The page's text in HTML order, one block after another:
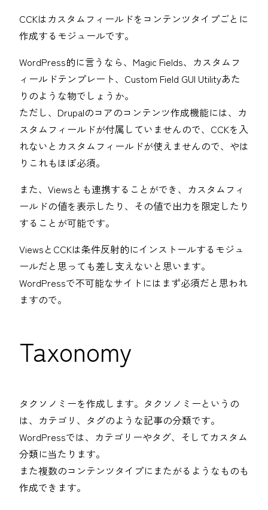
CCKはカスタムフィールドをコンテンツタイプごとに
作成するモジュールです。
WordPress的に言うなら、Magic Fields、カスタムフ
ィールドテンプレート、Custom Field GUI Utilityあた
りのような物でしょうか。
ただし、Drupalのコアのコンテンツ作成機能には、カ
スタムフィールドが付属していませんので、CCKを入
れないとカスタムフィールドが使えませんので、やは
りこれもほぼ必須。
また、Viewsとも連携することができ、カスタムフィ
ールドの値を表示したり、その値で出力を限定したり
することが可能です。
ViewsとCCKは条件反射的にインストールするモジュ
ールだと思っても差し支えないと思います。
WordPressで不可能なサイトにはまず必須だと思われ
ますので。
Taxonomy
タクソノミーを作成します。タクソノミーというの
は、カテゴリ、タグのような記事の分類です。
WordPressでは、カテゴリーやタグ、そしてカスタム
分類に当たります。
また複数のコンテンツタイプにまたがるようなものも
作成できます。